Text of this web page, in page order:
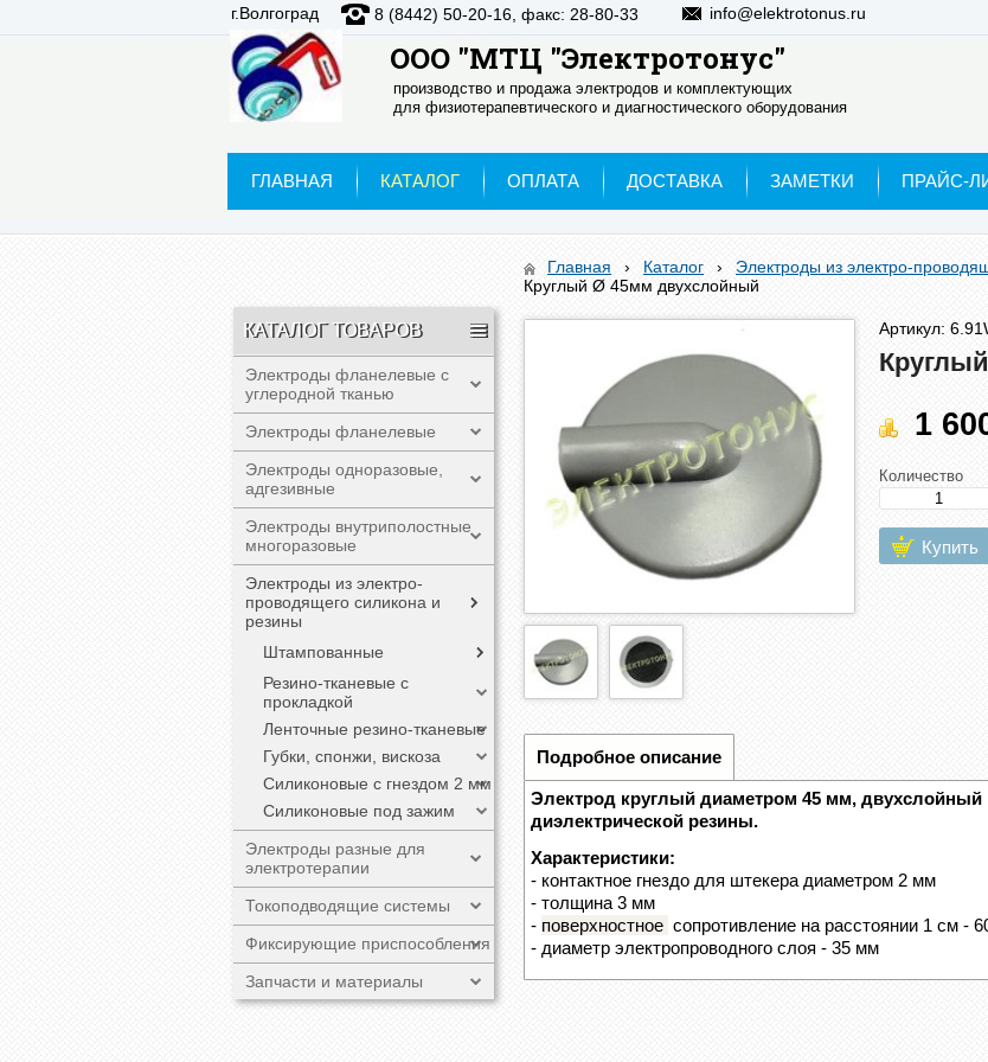
ООО "МТЦ "Электротонус"
производство и продажа электродов и комплектующих
для физиотерапевтического и диагностического оборудования
г.Волгоград 8 (8442) 50-20-16, факс: 28-80-33 info@elektrotonus.ru
ГЛАВНАЯ КАТАЛОГ ОПЛАТА ДОСТАВКА ЗАМЕТКИ ПРАЙС-
КАТАЛОГ ТОВАРОВ
Электроды фланелевые с
углеродной тканью
Электроды фланелевые
Электроды одноразовые,
адгезивные
Электроды внутриполостные
многоразовые
Электроды из электро-
проводящего силикона и
резины
Штампованные
Резино-тканевые с
прокладкой
Ленточные резино-тканевые
Губки, спонжи, вискоза
Силиконовые с гнездом 2 мм
Cиликоновые под зажим
Электроды разные для
электротерапии
Токоподводящие системы
Фиксирующие приспособления
Запчасти и материалы
Главная › Каталог › Электроды из электро-
Круглый Ø 45мм двухслойный
Артикул:
1
Количество
Купить
Подробное описание
Электрод круглый диаметром 45 мм, двухслойный
диэлектрической резины.
Характеристики:
- контактное гнездо для штекера диаметром 2 мм
- толщина 3 мм
- поверхностное сопротивление на расстоянии 1 см -
- диаметр электропроводного слоя - 35 мм